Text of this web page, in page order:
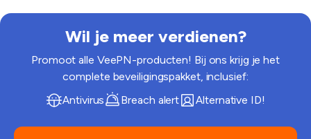
Wil je meer verdienen?
Promoot alle VeePN-producten! Bij ons krijg je het
complete beveiligingspakket, inclusief:
Antivirus
Breach alert Alternative ID!